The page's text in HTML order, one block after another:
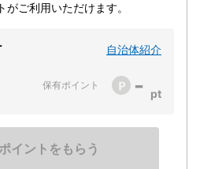
がご利用いただけます。
自治体紹介
保有ポイント -
イントをもらう